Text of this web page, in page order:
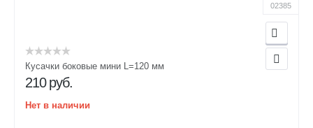
02385
Кусачки боковые мини L=120 мм
210 руб.
Нет в наличии